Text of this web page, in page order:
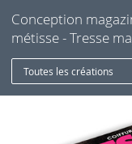
Conception
métisse - Tresse
Toutes les créations